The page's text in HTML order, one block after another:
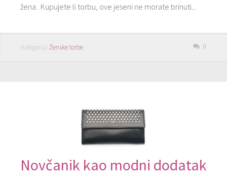
žena . Kupujete li torbu, ove jeseni ne morate brinuti...
Kategorija Ženske torbe 0
Novčanik kao modni dodatak